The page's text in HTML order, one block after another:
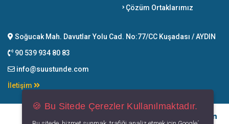
Çözüm Ortaklarımız
Soğucak Mah. Davutlar Yolu Cad. No:77/CC Kuşadası / AYDIN
90 539 934 80 83
info@suustunde.com
İletişim
🍪 Bu Sitede Çerezler Kullanılmaktadır.